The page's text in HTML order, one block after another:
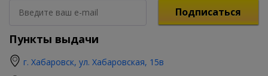
Подписаться
Пункты выдачи
г. Хабаровск, ул. Хабаровская, 15в